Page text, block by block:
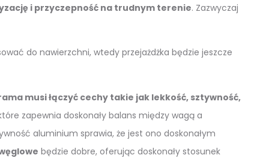
i przyczepność na trudnym terenie. Zazwyczaj
do nawierzchni, wtedy przejażdżka będzie jeszcze
musi łączyć cechy takie jak lekkość, sztywność,
zapewnia doskonały balans między wagą a
aluminium sprawia, że jest ono doskonałym
będzie dobre, oferując doskonały stosunek